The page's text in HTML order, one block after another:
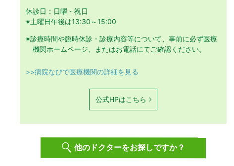
休診日：日曜・祝日
※土曜日午後は13:30～15:00
※診療時間や臨時休診・診療内容等について、事前に必ず医療
機関ホームページ、またはお電話にてご確認ください。
>>病院なびで医療機関の詳細を見る
公式HPはこちら
他のドクターをお探しですか？